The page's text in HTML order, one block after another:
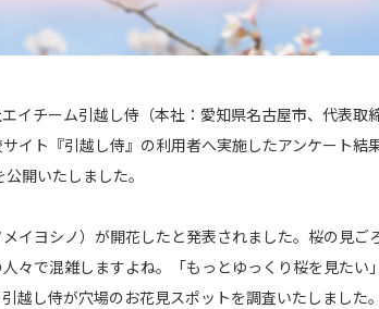
イチーム引越し侍（本社：愛知県名古屋市、代表取
イト『引越し侍』の利用者へ実施したアンケート結
公開いたしました。
イヨシノ）が開花したと発表されました。桜の見ご
々で混雑しますよね。「もっとゆっくり桜を見たい
越し侍が穴場のお花見スポットを調査いたしました。